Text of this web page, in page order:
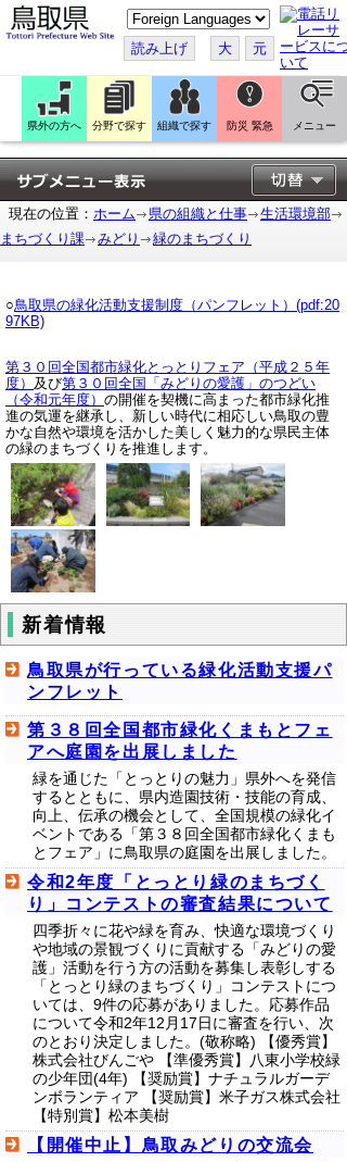
こ
の
ペ
ー
ジ
翻
訳
す
る
読み上げ 大 元
県外の方へ 分野で探す 組織で探す 防災 緊急 メニュー
現在の位置： ホーム 県の組織と仕事
生活環境部
まちづくり課
みどり 緑のまちづくり
○鳥取県の緑化活動支援制度（パンフレット）(pdf:20
97KB)
第３０回全国都市緑化とっとりフェア（平成２５年
度） 及び第３０回全国「みどりの愛護」のつどい
（令和元年度） の開催を契機に高まった都市緑化推
進の気運を継承し、新しい時代に相応しい鳥取の豊
かな自然や環境を活かした美しく魅力的な県民主体
の緑のまちづくりを推進します。
新着情報
鳥取県が行っている緑化活動支援パ
ンフレット
第３８回全国都市緑化くまもとフェ
アへ庭園を出展しました
緑を通じた「とっとりの魅力」県外へを発信
するとともに、県内造園技術・技能の育成、
向上、伝承の機会として、全国規模の緑化イ
ベントである「第３８回全国都市緑化くまも
とフェア」に鳥取県の庭園を出展しました。
令和2年度「とっとり緑のまちづく
り」コンテストの審査結果について
四季折々に花や緑を育み、快適な環境づくり
や地域の景観づくりに貢献する「みどりの愛
護」活動を行う方の活動を募集し表彰しする
「とっとり緑のまちづくり」コンテストにつ
いては、9件の応募がありました。応募作品
について令和2年12月17日に審査を行い、次
のとおり決定しました。(敬称略) 【優秀賞】
株式会社びんごや 【準優秀賞】八東小学校緑
の少年団(4年) 【奨励賞】ナチュラルガーデ
ンボランティア 【奨励賞】米子ガス株式会社
【特別賞】松本美樹
【開催中止】鳥取みどりの交流会